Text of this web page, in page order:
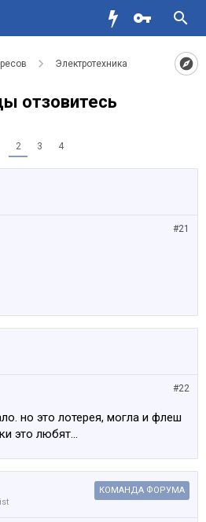
Электротехника
отзовитесь
2 3 4
#21
#22
но это лотерея, могла и флеш
это любят...
КОМАНДА ФОРУМА